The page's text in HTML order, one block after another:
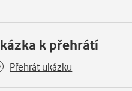
k přehrátí
Přehrát ukázku